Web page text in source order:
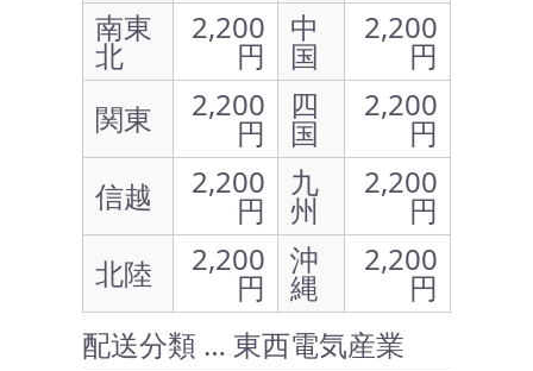
南東
北
2,200
円
中
国
2,200
円
関東
2,200
円
四
国
2,200
円
信越
2,200
円
九
州
2,200
円
北陸
2,200
円
沖
縄
2,200
円
配送分類 … 東西電気産業